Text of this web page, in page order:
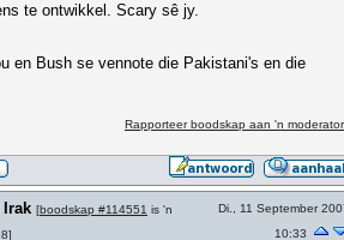
te ontwikkel. Scary sê jy.
en Bush se vennote die Pakistani's en die
Rapporteer boodskap aan 'n moderator
Irak [boodskap #114551 is 'n
]
Di., 11 September
10:33